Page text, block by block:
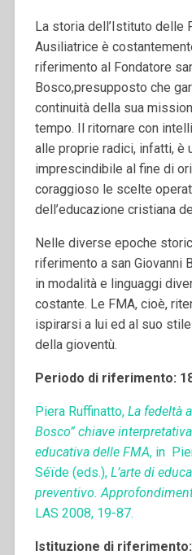
La storia dell’Istituto delle
Ausiliatrice è
riferimento al Fondatore
Bosco,presupposto che
continuità della sua
tempo. Il ritornare con
alle proprie radici, infatti, è
imprescindibile al fine di
coraggioso le scelte
dell’educazione cristiana
Nelle diverse epoche
riferimento a san Giovanni
in modalità e linguaggi
costante. Le FMA, cioè,
ispirarsi a lui ed al suo
della gioventù.
Periodo di riferimento:
Piera Ruffinatto, La fedeltà
Bosco” chiave
educativa delle FMA, in
Séïde (eds.), L’arte di
preventivo.
LAS 2008, 19-87.
Istituzione di riferimento: